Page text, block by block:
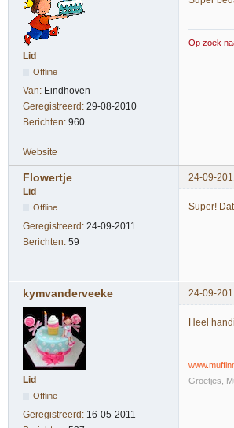
Lid
Offline
Van: Eindhoven
Geregistreerd: 29-08-2010
Berichten: 960
Op zoek
Website
Flowertje
24-09-
Lid
Offline
Geregistreerd: 24-09-2011
Berichten: 59
Super!
kymvanderveeke 24-09-
Lid
Offline
Geregistreerd: 16-05-2011
Heel
Groetjes,